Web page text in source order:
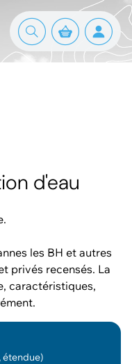
d'eau
les BH et autres
privés recensés. La
caractéristiques,
étendue)